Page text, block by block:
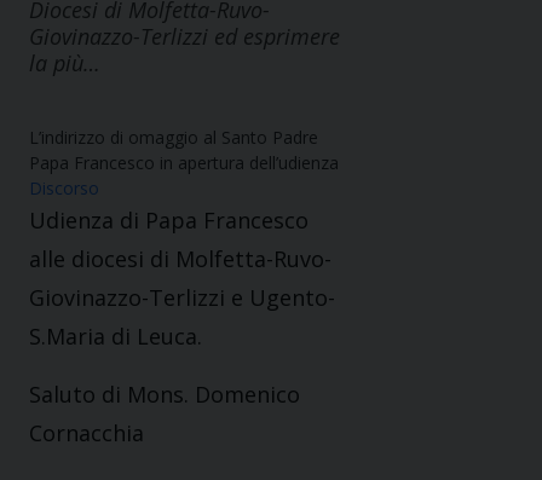
Diocesi di Molfetta-Ruvo-
Giovinazzo-Terlizzi ed esprimere
la più…
L’indirizzo di omaggio al Santo Padre
Papa Francesco in apertura dell’udienza
Discorso
Udienza di Papa Francesco
alle diocesi di Molfetta-Ruvo-
Giovinazzo-Terlizzi e Ugento-
S.Maria di Leuca.
Saluto di Mons. Domenico
Cornacchia